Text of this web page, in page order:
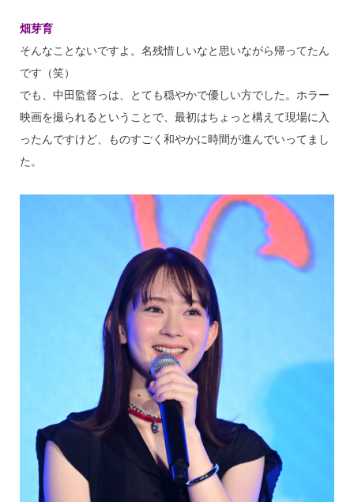
畑芽育
そんなことないですよ。名残惜しいなと思いながら帰ってたん
です（笑）
でも、中田監督っは、とても穏やかで優しい方でした。ホラー
映画を撮られるということで、最初はちょっと構えて現場に入
ったんですけど、ものすごく和やかに時間が進んでいってまし
た。